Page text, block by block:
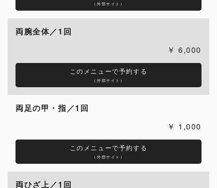
（外部サイト）
両腕全体／1回
6,000
このメニューで予約する
（外部サイト）
両足の甲・指／1回
1,000
このメニューで予約する
（外部サイト）
両ひざ上／1回